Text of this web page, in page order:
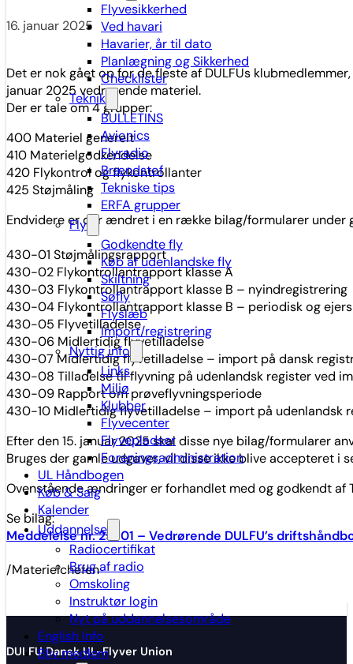
Flyvesikkerhed
Ved havari
Havarier, år til dato
Planlægning og Sikkerhed
Checklister
Teknik
BULLETINS
Avionics
Flyradio
Brændstof
Tekniske tips
ERFA grupper
Fly
Godkendte fly
Køb af udenlandske fly
Skiltning
Søfly
Flyslæb
Import/registrering
Nyttig info
Links
Miljø
Klubber
Flyvecenter
Flyvepladser
Foreningsadministration
UL Håndbogen
Køb & Salg
Kalender
Uddannelse
Radiocertifikat
Brug af radio
Omskoling
Instruktør login
Nyt på uddannelsesområde
English Info
Bliv medlem
16. januar 2025
Det er nok gået op for de fleste af DULFUs
januar 2025 vedrørende materiel.
Der er tale om 4 grupper:
400 Materiel generelt
410 Materielgodkendelse
420 Flykontrol og flykontrollanter
425 Støjmåling
Endvidere er der ændret i en række bilag/formularer under
430-01 Støjmålingsrapport
430-02 Flykontrollantrapport klasse A
430-03 Flykontrollantrapport klasse B – nyindregistrering
430-04 Flykontrollantrapport klasse B – periodisk og
430-05 Flyvetilladelse
430-06 Midlertidig flyvetilladelse
430-07 Midlertidig flyvetilladelse – import på dansk
430-08 Tilladelse til flyvning på udenlandsk register ved
430-09 Rapport om prøveflyvningsperiode
430-10 Midlertidig flyvetilladelse – import på udenlandsk
Efter den 15. januar 2025 skal disse nye bilag/formularer
Bruges der gamle udgaver, vil disse ikke blive accepteret i
Ovenstående ændringer er forhandlet med og godkendt
Se bilag:
Meddelelse nr. 25-01 – Vedrørende DULFU’s
/Materielchefen
DULFU Dansk UL-Flyver Union